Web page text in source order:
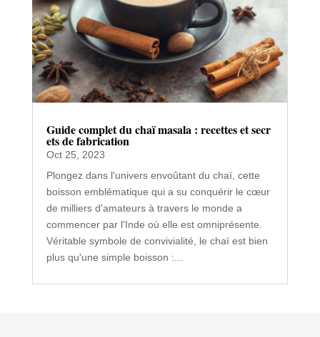
Guide complet du chaï masala : recettes et secr
ets de fabrication
Oct 25, 2023
Plongez dans l'univers envoûtant du chaï, cette
boisson emblématique qui a su conquérir le cœur
de milliers d'amateurs à travers le monde a
commencer par l'Inde où elle est omniprésente.
Véritable symbole de convivialité, le chaï est bien
plus qu'une simple boisson :...